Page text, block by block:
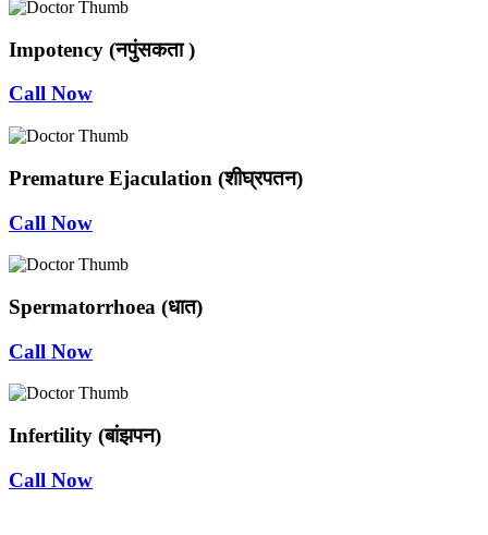
Impotency (नपुंसकता )
Call Now
Premature Ejaculation (शीघ्रपतन)
Call Now
Spermatorrhoea (धात)
Call Now
Infertility (बांझपन)
Call Now